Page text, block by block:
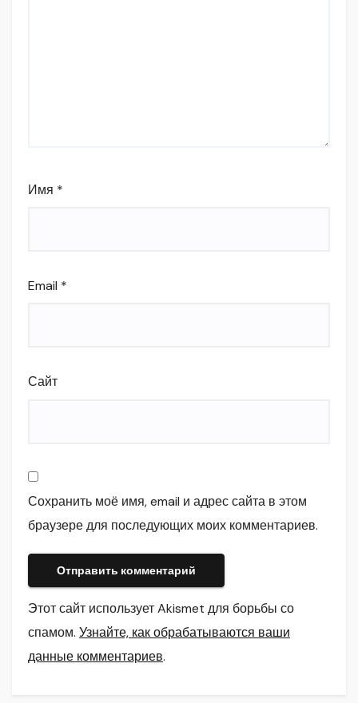
Имя *
Email *
Сайт
Сохранить моё имя, email и адрес сайта в этом
браузере для последующих моих комментариев.
Этот сайт использует Akismet для борьбы со
спамом. Узнайте, как обрабатываются ваши
данные комментариев.